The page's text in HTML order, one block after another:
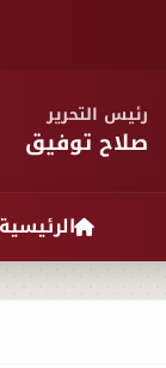
رئيس التحرير
صلاح توفيق
الرئيسية